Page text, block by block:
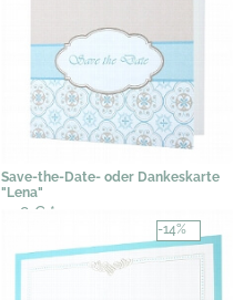
Save-the-Date- oder Dankeskarte
"Lena"
1,48 € *
-14%